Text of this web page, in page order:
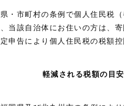
・市町村の条例で個人住民税
当該自治体にお住いの方は、
申告により個人住民税の税額控
軽減される税額の目